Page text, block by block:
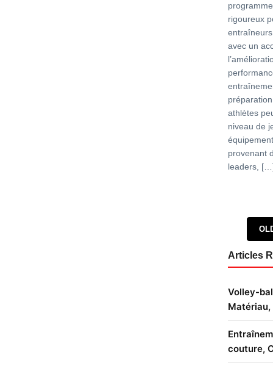
rigoureux
avec un
athlètes
niveau de
provenant
leaders,
Articles
Volley-
Matériau,
couture,